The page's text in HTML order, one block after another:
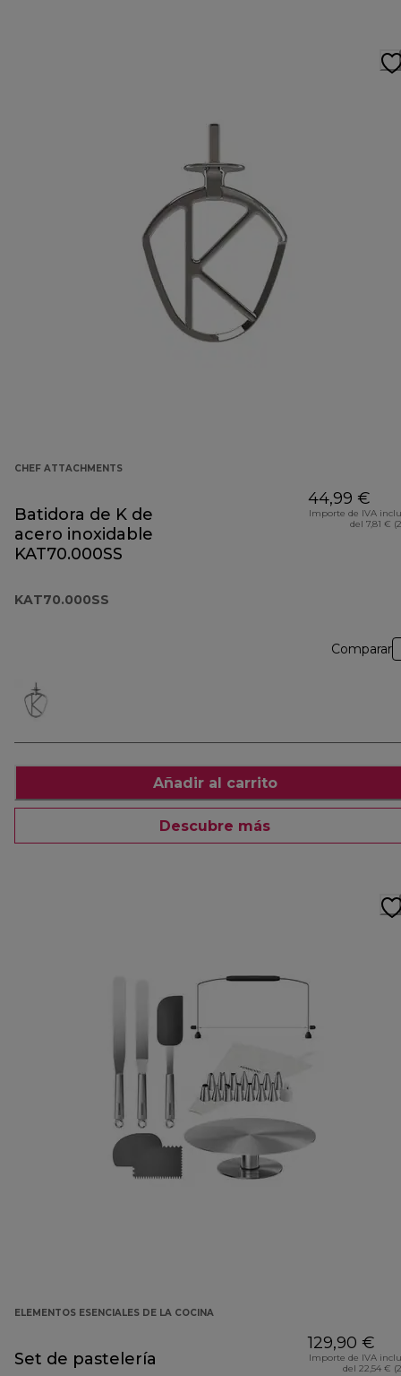
CHEF ATTACHMENTS
Batidora de K de
acero inoxidable
KAT70.000SS
KAT70.000SS
44,99 €
Importe de IVA
del 7,81 €
Comparar
Añadir al carrito
Descubre más
ELEMENTOS ESENCIALES DE LA COCINA
Set de pastelería
129,90 €
Importe de IVA
del 22,54 €